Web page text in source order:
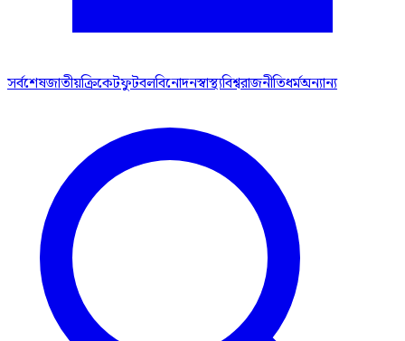
সর্বশেষজাতীয়ক্রিকেটফুটবলবিনোদনস্বাস্থ্যবিশ্বরাজনীতিধর্মঅন্যান্য